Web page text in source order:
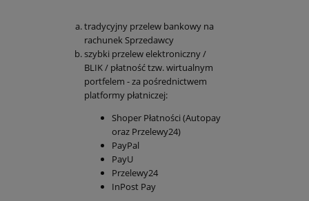
tradycyjny przelew bankowy na
rachunek Sprzedawcy
szybki przelew elektroniczny /
BLIK / płatność tzw. wirtualnym
portfelem - za pośrednictwem
platformy płatniczej:
Shoper Płatności (Autopay
oraz Przelewy24)
PayPal
PayU
Przelewy24
InPost Pay